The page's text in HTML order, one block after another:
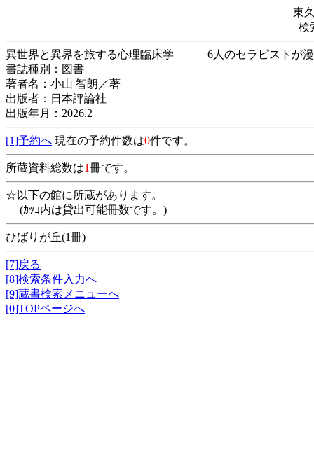
東
検
異世界と異界を旅する心理臨床学 6人のセラピ
書誌種別：図書
著者名：小山 智朗／著
出版者：日本評論社
出版年月：2026.2
[1]予約へ 現在の予約件数は0件です。
所蔵資料総数は1冊です。
☆以下の館に所蔵があります。
(ｶｯｺ内は貸出可能冊数です。)
ひばりが丘(1冊)
[7]戻る
[8]検索条件入力へ
[9]蔵書検索メニューへ
[0]TOPページへ